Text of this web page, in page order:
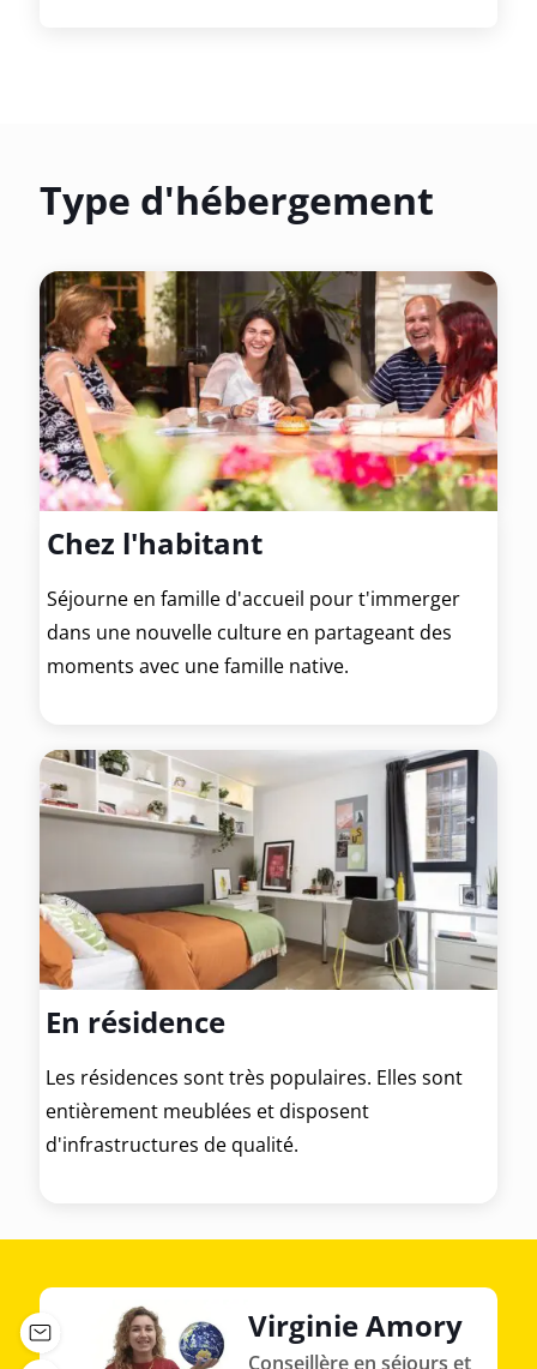
Type d'hébergement
Chez l'habitant
Séjourne en famille d'accueil pour t'immerger
dans une nouvelle culture en partageant des
moments avec une famille native.
En résidence
Les résidences sont très populaires. Elles sont
entièrement meublées et disposent
d'infrastructures de qualité.
Virginie Amory
Conseillère en séjours et